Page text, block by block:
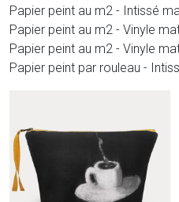
Papier peint au m2 - Intissé
Papier peint au m2 - Vinyle
Papier peint au m2 - Vinyle
Papier peint par rouleau -